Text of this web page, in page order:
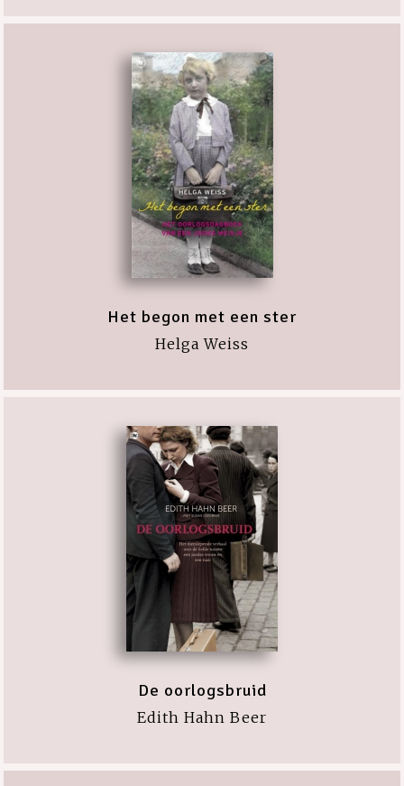
Het begon met een ster
Helga Weiss
De oorlogsbruid
Edith Hahn Beer